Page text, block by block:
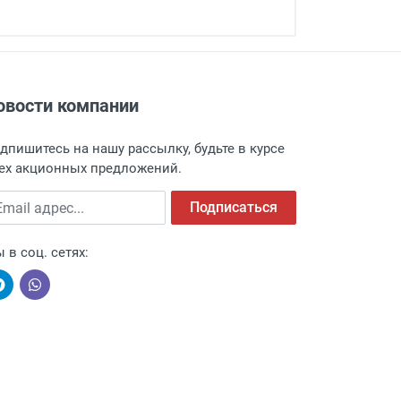
г. Москва, Переведеновский
о поступлении товара.
пункт выдачи, чтобы избежать
компаниями, поэтому легко и
компании
на нашу рассылку, будьте в курсе
акционных предложений.
адрес Подписаться
в соц. сетях: